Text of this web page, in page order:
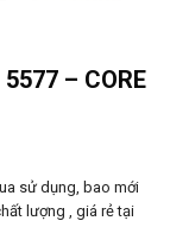
– CORE
sử dụng, bao mới
lượng , giá rẻ tại